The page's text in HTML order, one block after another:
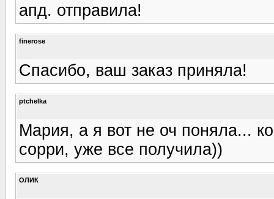
апд. отправила!
finerose
Спасибо, ваш заказ приняла!
ptchelka
Мария, а я вот не оч поняла...
сорри, уже все получила))
ОЛИК